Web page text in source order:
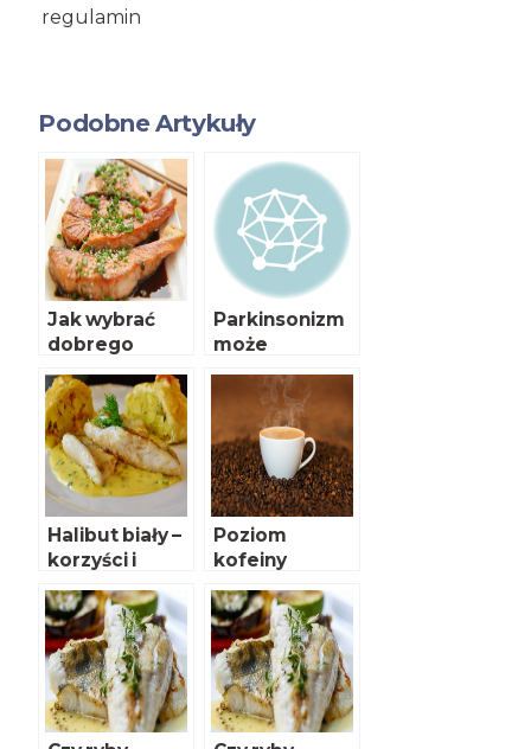
regulamin
Podobne Artykuły
Jak wybrać
dobrego
łososia
Parkinsonizm
może
zaczynać się w
jelicie
Halibut biały –
korzyści i
zagrożenia dla
kobiet w ciąży
Poziom
kofeiny
pomocny w
diagnozie
choroby
Parkinsona